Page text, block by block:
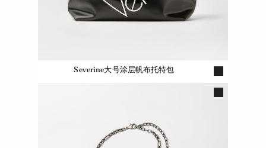
Severine大号涂层帆布托特包